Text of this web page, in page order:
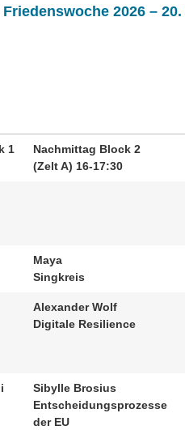
Friedenswoche 2026 –
1
Nachmittag Block 2
(Zelt A) 16-17:30
Maya
Singkreis
Alexander Wolf
Digitale Resilience
Sibylle Brosius
Entscheidungsprozesse
der EU